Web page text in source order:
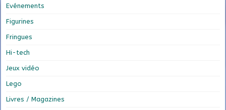
Evénements
Figurines
Fringues
Hi-tech
Jeux vidéo
Lego
Livres / Magazines